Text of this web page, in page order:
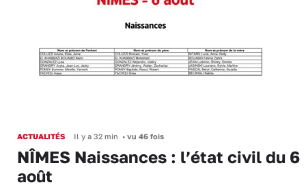
ACTUALITÉS Il y a 32 min • vu 46 fois
NÎMES Naissances : l’état civil du 6
août